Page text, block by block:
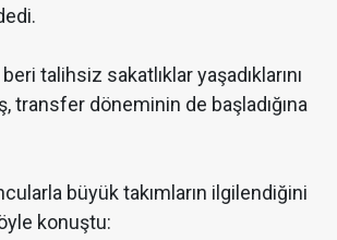
talihsiz sakatlıklar yaşadıklarını
transfer döneminin de başladığına
büyük takımların ilgilendiğini
konuştu: